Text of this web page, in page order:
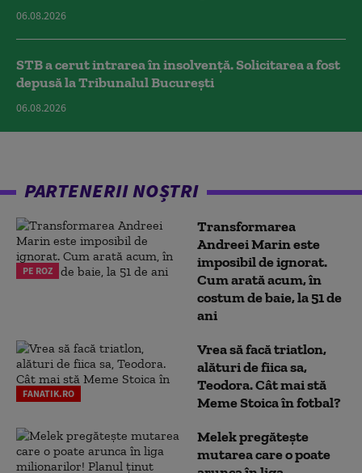
06.08.2026
STB a cerut intrarea în insolvență. Solicitarea a fost
depusă la Tribunalul București
06.08.2026
PARTENERII NOȘTRI
PE ROZ
Transformarea
Andreei Marin este
imposibil de ignorat.
Cum arată acum, în
costum de baie, la 51 de
ani
FANATIK.RO
Vrea să facă triatlon,
alături de fiica sa,
Teodora. Cât mai stă
Meme Stoica în fotbal?
Melek pregătește
mutarea care o poate